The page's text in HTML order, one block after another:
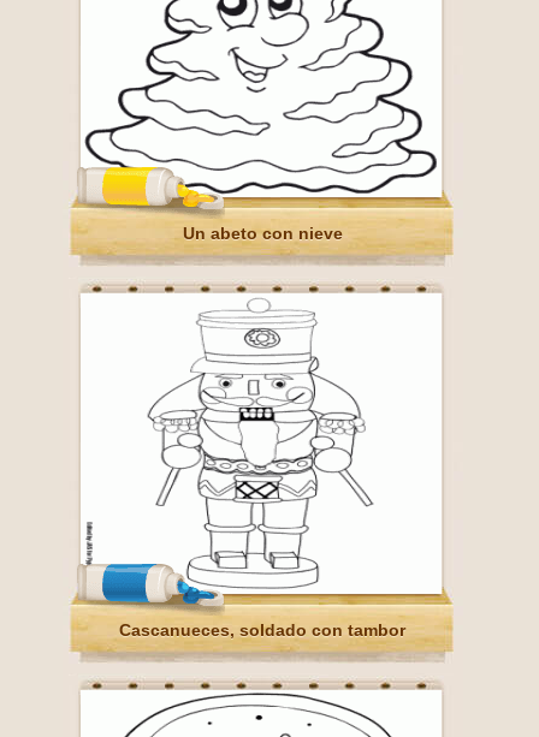
Un abeto con nieve
Cascanueces, soldado con tambor